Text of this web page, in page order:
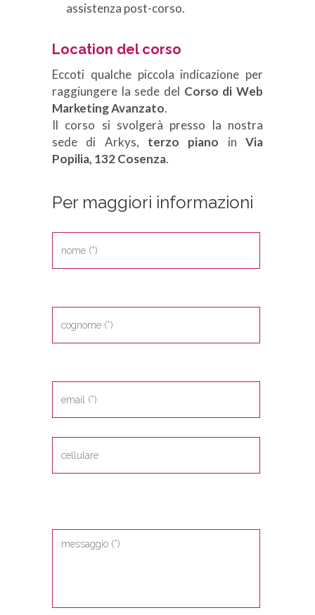
assistenza post-corso.
Location del corso
Eccoti qualche piccola indicazione per
raggiungere la sede del Corso di Web
Marketing Avanzato.
Il corso si svolgerà presso la nostra
sede di Arkys, terzo piano inVia
Popilia, 132 Cosenza.
Per maggiori informazioni